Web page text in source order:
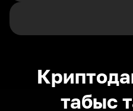
табыс